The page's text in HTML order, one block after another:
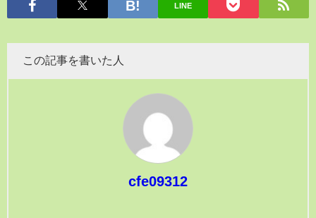
LINE
この記事を書いた人
cfe09312